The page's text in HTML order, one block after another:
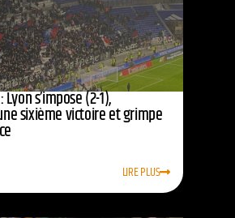
Lyon s’impose (2-1),
sixième victoire et grimpe
LIRE PLUS